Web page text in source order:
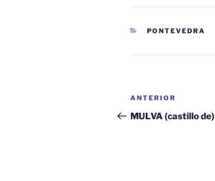
CATEGORÍAS
PONTEVEDRA
Navegación
de
Entrada
anterior:
ANTERIOR
MULVA (castillo de)